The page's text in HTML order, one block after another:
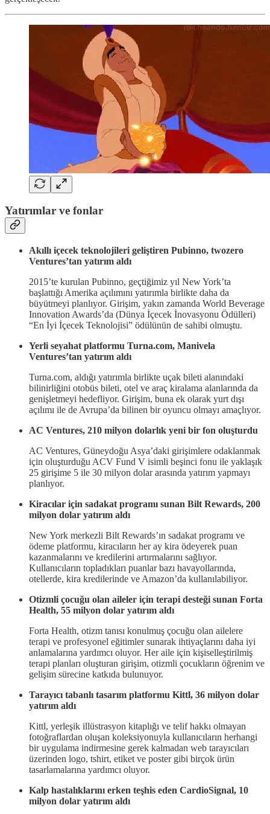
Yatırımlar ve fonlar
Akıllı içecek teknolojileri geliştiren Pubinno, twozero
Ventures’tan yatırım aldı
2015’te kurulan Pubinno, geçtiğimiz yıl New York’ta
başlattığı Amerika açılımını yatırımla birlikte daha da
büyütmeyi planlıyor. Girişim, yakın zamanda World Beverage
Innovation Awards’da (Dünya İçecek İnovasyonu Ödülleri)
“En İyi İçecek Teknolojisi” ödülünün de sahibi olmuştu.
Yerli seyahat platformu Turna.com, Manivela
Ventures’tan yatırım aldı
Turna.com, aldığı yatırımla birlikte uçak bileti alanındaki
bilinirliğini otobüs bileti, otel ve araç kiralama alanlarında da
genişletmeyi hedefliyor. Girişim, buna ek olarak yurt dışı
açılımı ile de Avrupa’da bilinen bir oyuncu olmayı amaçlıyor.
AC Ventures, 210 milyon dolarlık yeni bir fon oluşturdu
AC Ventures, Güneydoğu Asya’daki girişimlere odaklanmak
için oluşturduğu ACV Fund V isimli beşinci fonu ile yaklaşık
25 girişime 5 ile 30 milyon dolar arasında yatırım yapmayı
planlıyor.
Kiracılar için sadakat programı sunan Bilt Rewards, 200
milyon dolar yatırım aldı
New York merkezli Bilt Rewards’ın sadakat programı ve
ödeme platformu, kiracıların her ay kira ödeyerek puan
kazanmalarını ve kredilerini artırmalarını sağlıyor.
Kullanıcıların topladıkları puanlar bazı havayollarında,
otellerde, kira kredilerinde ve Amazon’da kullanılabiliyor.
Otizmli çocuğu olan aileler için terapi desteği sunan Forta
Health, 55 milyon dolar yatırım aldı
Forta Health, otizm tanısı konulmuş çocuğu olan ailelere
terapi ve profesyonel eğitimler sunarak ihtiyaçlarını daha iyi
anlamalarına yardımcı oluyor. Her aile için kişiselleştirilmiş
terapi planları oluşturan girişim, otizmli çocukların öğrenim ve
gelişim sürecine katkıda bulunuyor.
Tarayıcı tabanlı tasarım platformu Kittl, 36 milyon dolar
yatırım aldı
Kittl, yerleşik illüstrasyon kitaplığı ve telif hakkı olmayan
fotoğraflardan oluşan koleksiyonuyla kullanıcıların herhangi
bir uygulama indirmesine gerek kalmadan web tarayıcıları
üzerinden logo, tshirt, etiket ve poster gibi birçok ürün
tasarlamalarına yardımcı oluyor.
Kalp hastalıklarını erken teşhis eden CardioSignal, 10
milyon dolar yatırım aldı